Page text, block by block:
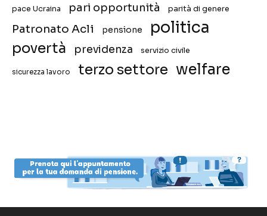
pace Ucraina pari opportunità parità di genere
Patronato Acli pensione politica
povertà previdenza servizio civile
sicurezza lavoro terzo settore welfare